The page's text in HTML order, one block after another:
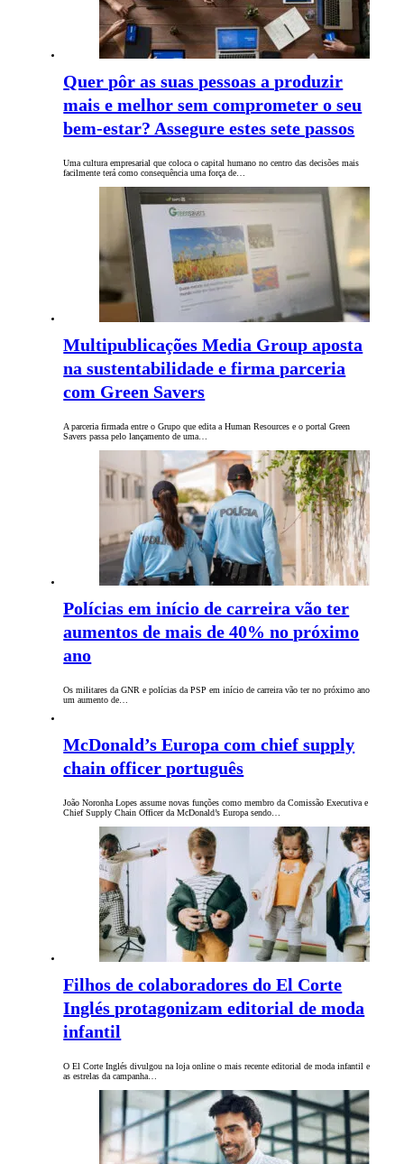
Quer pôr as suas pessoas a produzir
mais e melhor sem comprometer o seu
bem-estar? Assegure estes sete passos
Uma cultura empresarial que coloca o capital humano no centro das decisões mais
facilmente terá como consequência uma força de…
Multipublicações Media Group aposta
na sustentabilidade e firma parceria
com Green Savers
A parceria firmada entre o Grupo que edita a Human Resources e o portal Green
Savers passa pelo lançamento de uma…
Polícias em início de carreira vão ter
aumentos de mais de 40% no próximo
ano
Os militares da GNR e polícias da PSP em início de carreira vão ter no próximo ano
um aumento de…
McDonald’s Europa com chief supply
chain officer português
João Noronha Lopes assume novas funções como membro da Comissão Executiva e
Chief Supply Chain Officer da McDonald’s Europa sendo…
Filhos de colaboradores do El Corte
Inglés protagonizam editorial de moda
infantil
O El Corte Inglés divulgou na loja online o mais recente editorial de moda infantil e
as estrelas da campanha…